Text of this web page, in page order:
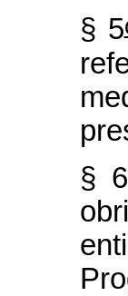
§ 5
§ 6